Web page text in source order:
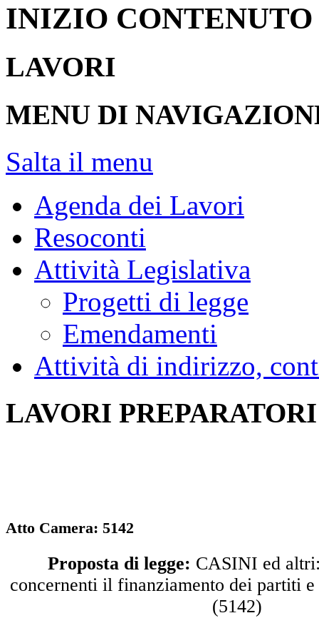
INIZIO CONTENUTO
LAVORI
MENU DI
Salta il menu
Agenda dei Lavori
Resoconti
Attività Legislativa
Progetti di legge
Emendamenti
Attività di indirizzo,
LAVORI
Atto Camera: 5142
Proposta di legge: CASINI ed
concernenti il finanziamento dei partiti
(5142)